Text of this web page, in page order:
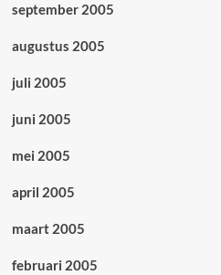
september 2005
augustus 2005
juli 2005
juni 2005
mei 2005
april 2005
maart 2005
februari 2005